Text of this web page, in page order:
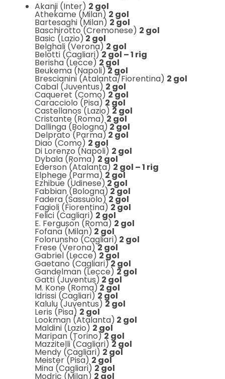
Akanji (Inter) 2 gol
Athekame (Milan) 2 gol
Bartesaghi (Milan) 2 gol
Baschirotto (Cremonese) 2 gol
Basic (Lazio)2 gol
Belghali (Verona) 2 gol
Belotti (Cagliari)2 gol – 1 rig
Berisha (Lecce)2 gol
Beukema (Napoli)2 gol
Brescianini (Atalanta/Fiorentina) 2 gol
Cabal (Juventus) 2 gol
Caqueret (Como) 2 gol
Caracciolo (Pisa)2 gol
Castellanos (Lazio) 2 gol
Cristante (Roma) 2 gol
Dallinga (Bologna) 2 gol
Delprato (Parma) 2 gol
Diao (Como) 2 gol
Di Lorenzo (Napoli) 2 gol
Dybala (Roma) 2 gol
Ederson (Atalanta) 2 gol – 1 rig
Elphege (Parma) 2 gol
Ezhibue (Udinese) 2 gol
Fabbian (Bologna) 2 gol
Fadera (Sassuolo) 2 gol
Fagioli (Fiorentina) 2 gol
Felici (Cagliari) 2 gol
E. Ferguson (Roma) 2 gol
Fofana (Milan) 2 gol
Folorunsho (Cagliari) 2 gol
Frese (Verona)2 gol
Gabriel (Lecce) 2 gol
Gaetano (Cagliari)2 gol
Gandelman (Lecce) 2 gol
Gatti (Juventus) 2 gol
M. Kone (Roma)2 gol
Idrissi (Cagliari)2 gol
Kalulu (Juventus) 2 gol
Leris (Pisa) 2 gol
Lookman (Atalanta) 2 gol
Maldini (Lazio) 2 gol
Maripan (Torino)2 gol
Mazzitelli (Cagliari) 2 gol
Mendy (Cagliari) 2 gol
Meister (Pisa) 2 gol
Mina (Cagliari) 2 gol
Modric (Milan) 2 gol